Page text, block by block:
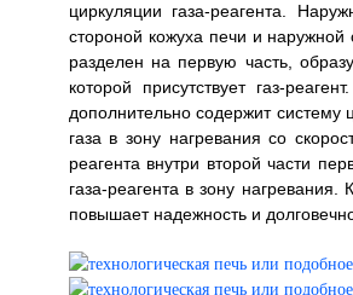
циркуляции газа-реагента.
стороной кожуха печи и
разделен на первую часть,
которой присутствует газ-
дополнительно содержит
газа в зону нагревания со
реагента внутри второй части
газа-реагента в зону нагревания.
повышает надежность и